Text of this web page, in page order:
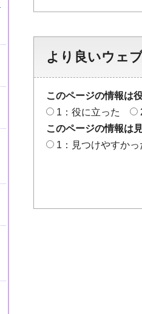
より良いウェ
このページの情報は
1：役に立った
このページの情報は
1：見つけやすかっ